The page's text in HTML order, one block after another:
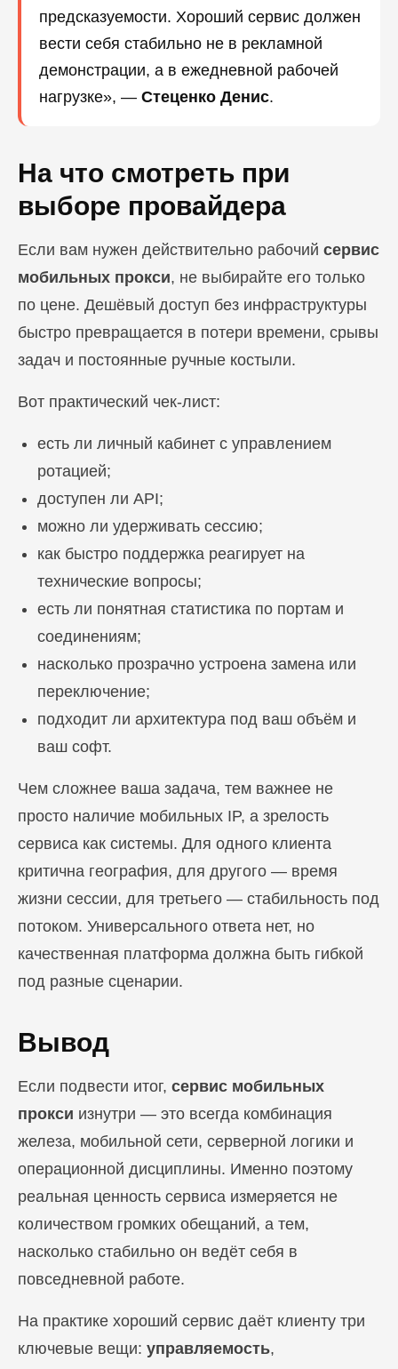
предсказуемости. Хороший сервис должен
вести себя стабильно не в рекламной
демонстрации, а в ежедневной рабочей
нагрузке», — Стеценко Денис.
На что смотреть при
выборе провайдера
Если вам нужен действительно рабочий сервис
мобильных прокси, не выбирайте его только
по цене. Дешёвый доступ без инфраструктуры
быстро превращается в потери времени, срывы
задач и постоянные ручные костыли.
Вот практический чек-лист:
есть ли личный кабинет с управлением
ротацией;
доступен ли API;
можно ли удерживать сессию;
как быстро поддержка реагирует на
технические вопросы;
есть ли понятная статистика по портам и
соединениям;
насколько прозрачно устроена замена или
переключение;
подходит ли архитектура под ваш объём и
ваш софт.
Чем сложнее ваша задача, тем важнее не
просто наличие мобильных IP, а зрелость
сервиса как системы. Для одного клиента
критична география, для другого — время
жизни сессии, для третьего — стабильность под
потоком. Универсального ответа нет, но
качественная платформа должна быть гибкой
под разные сценарии.
Вывод
Если подвести итог, сервис мобильных
прокси изнутри — это всегда комбинация
железа, мобильной сети, серверной логики и
операционной дисциплины. Именно поэтому
реальная ценность сервиса измеряется не
количеством громких обещаний, а тем,
насколько стабильно он ведёт себя в
повседневной работе.
На практике хороший сервис даёт клиенту три
ключевые вещи: управляемость,
ПЕРЕЙТИ В БЛОГ